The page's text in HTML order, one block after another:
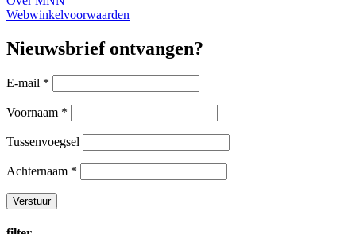
Webwinkelvoorwaarden
Nieuwsbrief ontvangen?
E-mail *
Voornaam *
Tussenvoegsel
Achternaam *